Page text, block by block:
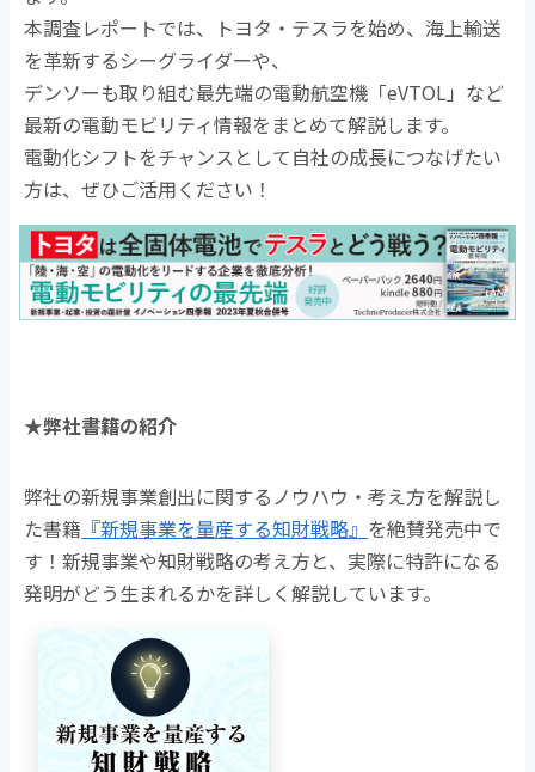
本調査レポートでは、トヨタ・テスラを始め、海上輸送
を革新するシーグライダーや、
デンソーも取り組む最先端の電動航空機「eVTOL」など
最新の電動モビリティ情報をまとめて解説します。
電動化シフトをチャンスとして自社の成長につなげたい
方は、ぜひご活用ください！
★弊社書籍の紹介
弊社の新規事業創出に関するノウハウ・考え方を解説し
た書籍 『新規事業を量産する知財戦略』 を絶賛発売中で
す！新規事業や知財戦略の考え方と、実際に特許になる
発明がどう生まれるかを詳しく解説しています。